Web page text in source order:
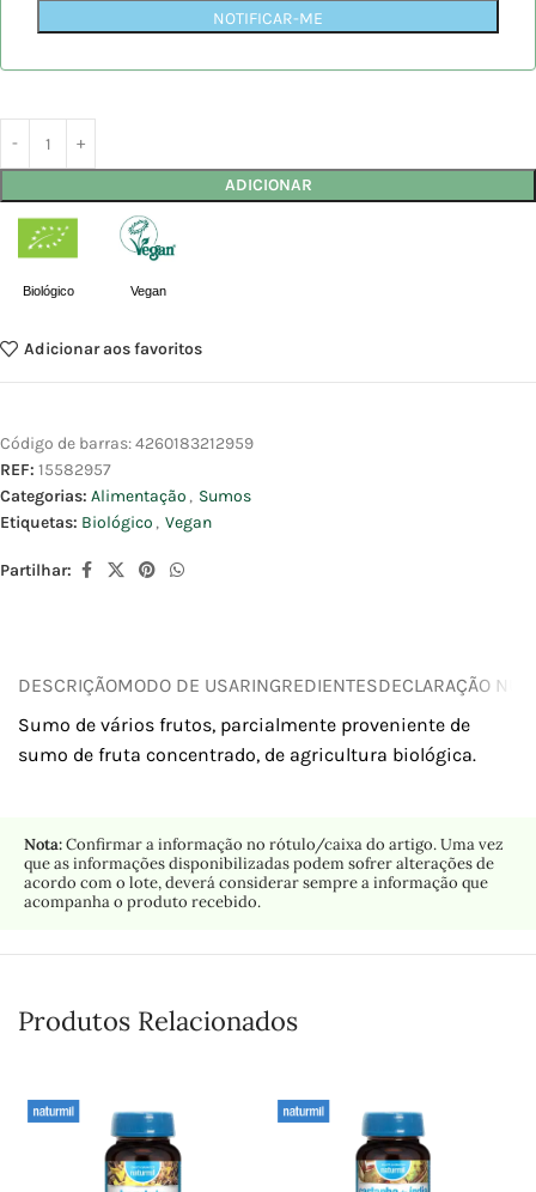
NOTIFICAR-ME
ADICIONAR
Biológico Vegan
Adicionar aos favoritos
Código de barras:4260183212959
REF: 15582957
Categorias: Alimentação , Sumos
Etiquetas: Biológico , Vegan
Partilhar:
DESCRIÇÃOMODO DE USARINGREDIENTESDECLARAÇÃO
Sumo de vários frutos, parcialmente proveniente de
sumo de fruta concentrado, de agricultura biológica.
Nota:Confirmar a informação no rótulo/caixa do artigo. Uma vez
que as informações disponibilizadas podem sofrer alterações de
acordo com o lote, deverá considerar sempre a informação que
acompanha o produto recebido.
Produtos Relacionados